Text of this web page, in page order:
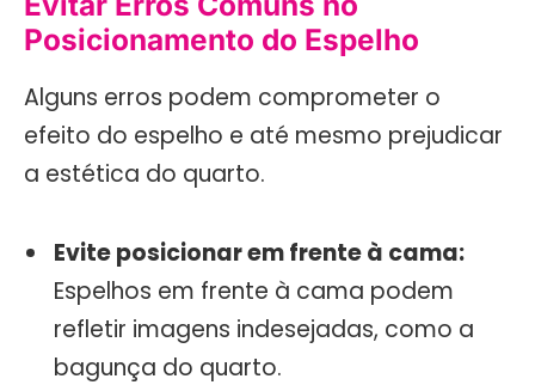
Posicionamento do Espelho
Alguns erros podem comprometer o
efeito do espelho e até mesmo prejudicar
a estética do quarto.
Evite posicionar em frente à cama:
Espelhos em frente à cama podem
refletir imagens indesejadas, como a
bagunça do quarto.